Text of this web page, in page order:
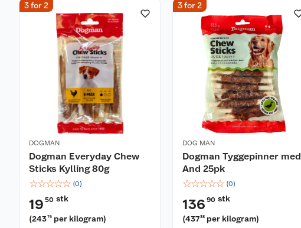
3 for 2
DOGMAN
Dogman Everyday Chew
Sticks Kylling 80g
☆☆☆☆☆ (0)
19 50 stk
(24375 per kilogram)
3 for 2
DOG MAN
Dogman Tyggepinner med
And 25pk
☆☆☆☆☆ (0)
136 90 stk
(43738 per kilogram)